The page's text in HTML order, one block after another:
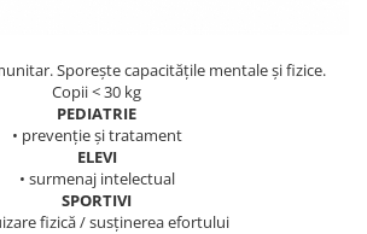
Sporește capacitățile mentale și fizice.
Copii < 30 kg
PEDIATRIE
• prevenție și tratament
ELEVI
• surmenaj intelectual
SPORTIVI
fizică / susținerea efortului